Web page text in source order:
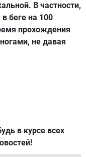
В частности,
беге на 100
прохождения
не давая
в курсе всех